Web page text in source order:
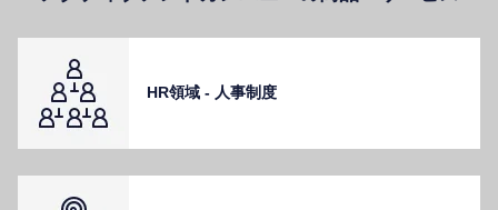
HR領域 - ⼈事制度